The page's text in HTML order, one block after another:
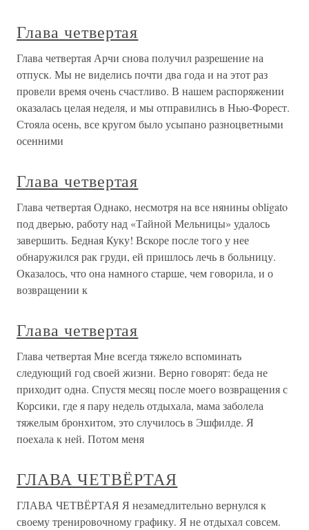
Глава четвертая
Глава четвертая Арчи снова получил разрешение на
отпуск. Мы не виделись почти два года и на этот раз
провели время очень счастливо. В нашем распоряжении
оказалась целая неделя, и мы отправились в Нью-Форест.
Стояла осень, все кругом было усыпано разноцветными
осенними
Глава четвертая
Глава четвертая Однако, несмотря на все нянины obligato
под дверью, работу над «Тайной Мельницы» удалось
завершить. Бедная Куку! Вскоре после того у нее
обнаружился рак груди, ей пришлось лечь в больницу.
Оказалось, что она намного старше, чем говорила, и о
возвращении к
Глава четвертая
Глава четвертая Мне всегда тяжело вспоминать
следующий год своей жизни. Верно говорят: беда не
приходит одна. Спустя месяц после моего возвращения с
Корсики, где я пару недель отдыхала, мама заболела
тяжелым бронхитом, это случилось в Эшфилде. Я
поехала к ней. Потом меня
ГЛАВА ЧЕТВЁРТАЯ
ГЛАВА ЧЕТВЁРТАЯ Я незамедлительно вернулся к
своему тренировочному графику. Я не отдыхал совсем.